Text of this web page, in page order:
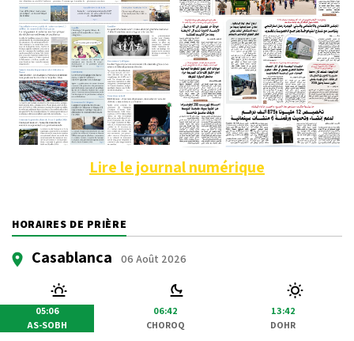
Lire le journal numérique
HORAIRES DE PRIÈRE
Casablanca 06 Août 2026
05:06
AS-SOBH
06:42
CHOROQ
13:42
DOHR